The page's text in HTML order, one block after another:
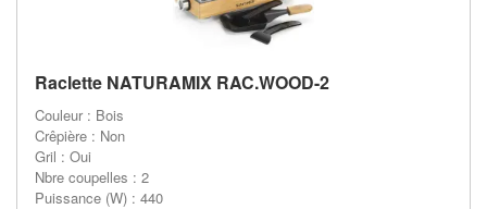
Raclette NATURAMIX RAC.WOOD-2
Couleur : Bois
Crêpière : Non
Gril : Oui
Nbre coupelles : 2
Puissance (W) : 440